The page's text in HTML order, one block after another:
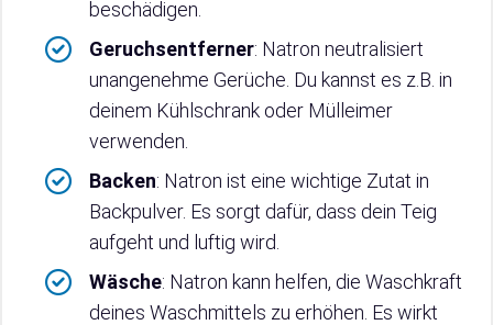
beschädigen.
Geruchsentferner: Natron neutralisiert
unangenehme Gerüche. Du kannst es z.B. in
deinem Kühlschrank oder Mülleimer
verwenden.
Backen: Natron ist eine wichtige Zutat in
Backpulver. Es sorgt dafür, dass dein Teig
aufgeht und luftig wird.
Wäsche: Natron kann helfen, die Waschkraft
deines Waschmittels zu erhöhen. Es wirkt